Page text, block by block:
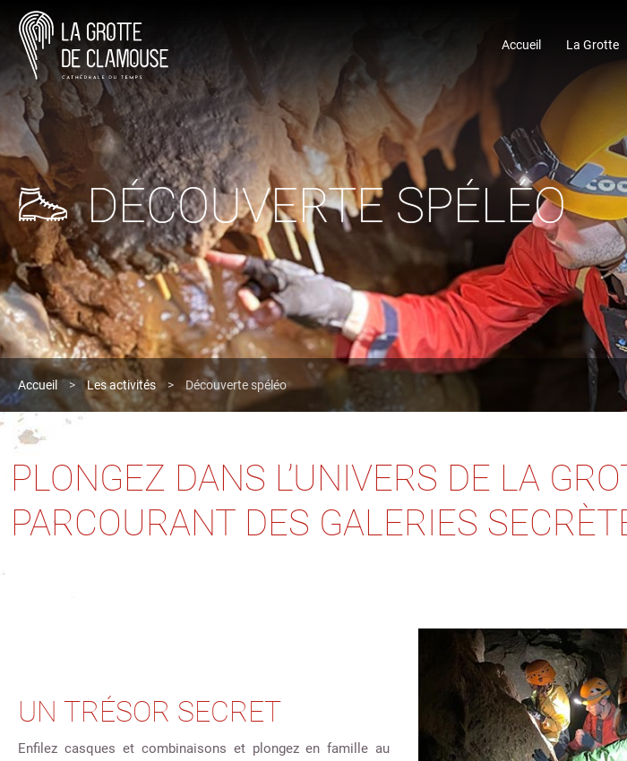
Accueil La Grotte
DÉCOUVERTE SPÉLÉO
Accueil > Les activités > Découverte spéléo
PLONGEZ DANS L’UNIVERS DE LA
PARCOURANT DES GALERIES
UN TRÉSOR SECRET
Enfilez casques et combinaisons et plongez en famille au